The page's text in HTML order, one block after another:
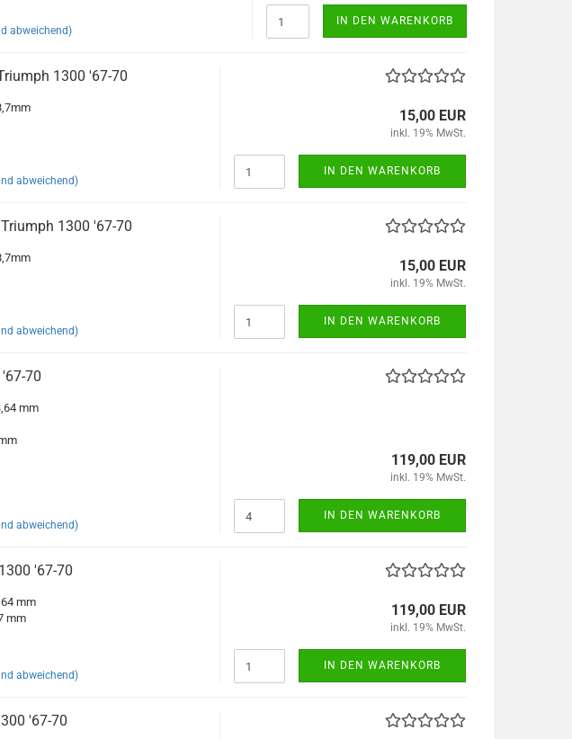
abweichend)
IN DEN WARENKORB
1300 '67-70
abweichend)
15,00 EUR
inkl. 19% MwSt.
IN DEN WARENKORB
1300 '67-70
abweichend)
15,00 EUR
inkl. 19% MwSt.
IN DEN WARENKORB
70
mm
abweichend)
119,00 EUR
inkl. 19% MwSt.
IN DEN WARENKORB
'67-70
mm
mm
abweichend)
119,00 EUR
inkl. 19% MwSt.
IN DEN WARENKORB
'67-70